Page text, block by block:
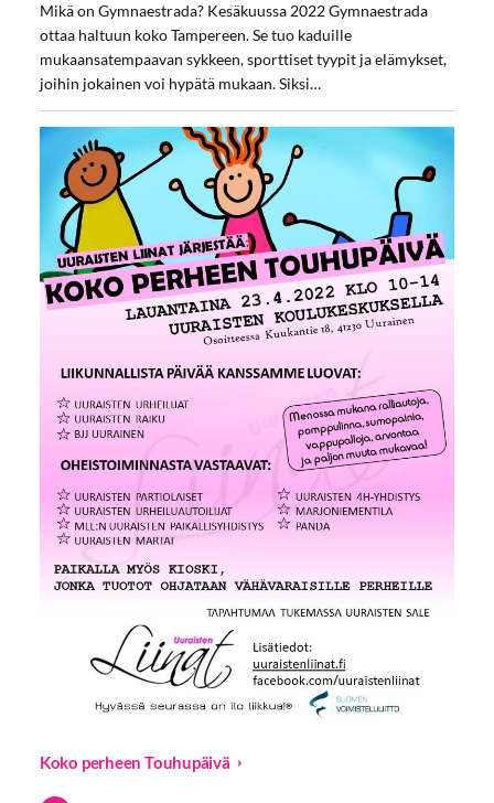
Mikä on Gymnaestrada? Kesäkuussa 2022 Gymnaestrada
ottaa haltuun koko Tampereen. Se tuo kaduille
mukaansatempaavan sykkeen, sporttiset tyypit ja elämykset,
joihin jokainen voi hypätä mukaan. Siksi…
Koko perheen Touhupäivä